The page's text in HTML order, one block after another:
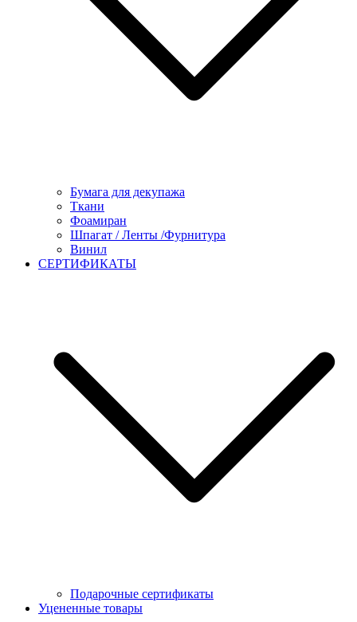
Бумага для декупажа
Ткани
Фоамиран
Шпагат / Ленты /Фурнитура
Винил
СЕРТИФИКАТЫ
Подарочные сертификаты
Уцененные товары